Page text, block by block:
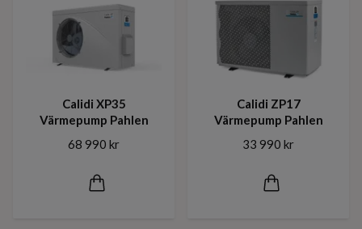
Calidi XP35
Värmepump Pahlen
68 990 kr
Calidi ZP17
Värmepump Pahlen
33 990 kr